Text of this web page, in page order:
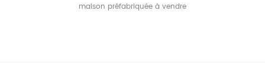
maison préfabriquée à vendre